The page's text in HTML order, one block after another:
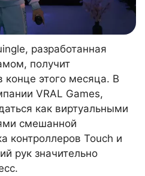
разработанная
получит
этого месяца. В
VRAL Games,
как виртуальными
смешанной
контроллеров Touch и
рук значительно